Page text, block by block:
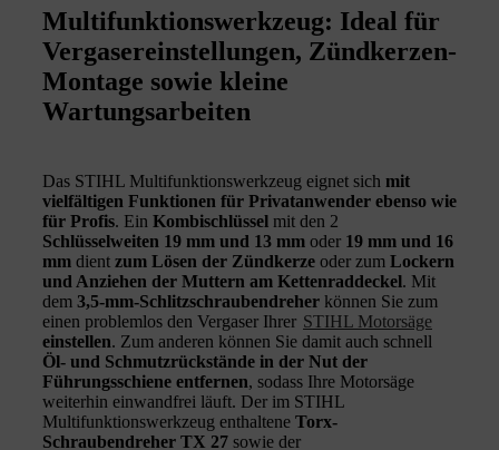
Multifunktionswerkzeug: Ideal für
Vergasereinstellungen, Zündkerzen-
Montage sowie kleine
Wartungsarbeiten
Das STIHL Multifunktionswerkzeug eignet sich mit
vielfältigen Funktionen für Privatanwender ebenso wie
für Profis. Ein Kombischlüssel mit den 2
Schlüsselweiten 19 mm und 13 mm oder 19 mm und 16
mm dient zum Lösen der Zündkerze oder zum Lockern
und Anziehen der Muttern am Kettenraddeckel. Mit
dem 3,5-mm-Schlitzschraubendreher können Sie zum
einen problemlos den Vergaser Ihrer STIHL Motorsäge
einstellen. Zum anderen können Sie damit auch schnell
Öl- und Schmutzrückstände in der Nut der
Führungsschiene entfernen, sodass Ihre Motorsäge
weiterhin einwandfrei läuft. Der im STIHL
Multifunktionswerkzeug enthaltene Torx-
Schraubendreher TX 27 sowie der